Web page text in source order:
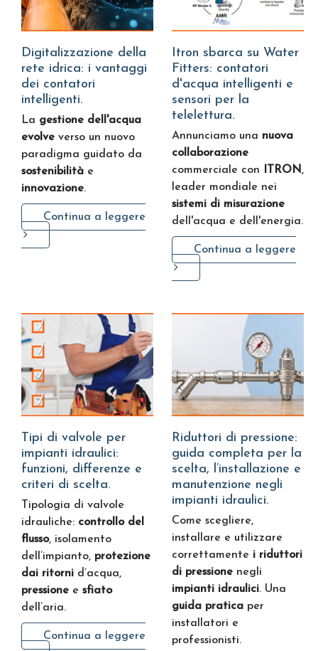
Digitalizzazione della
rete idrica: i vantaggi
dei contatori
intelligenti.
La gestione dell'acqua
evolve verso un nuovo
paradigma guidato da
sostenibilità e
innovazione.
Continua a leggere
Itron sbarca su Water
Fitters: contatori
d'acqua intelligenti e
sensori per la
telelettura.
Annunciamo una nuova
collaborazione
commerciale con ITRON,
leader mondiale nei
sistemi di misurazione
dell'acqua e dell'energia.
Continua a leggere
Tipi di valvole per
impianti idraulici:
funzioni, differenze e
criteri di scelta.
Tipologia di valvole
idrauliche: controllo del
flusso, isolamento
dell’impianto, protezione
dai ritorni d’acqua,
pressione e sfiato
dell’aria.
Continua a leggere
Riduttori di pressione:
guida completa per la
scelta, l’installazione e
manutenzione negli
impianti idraulici.
Come scegliere,
installare e utilizzare
correttamente i riduttori
di pressione negli
impianti idraulici. Una
guida pratica per
installatori e
professionisti.